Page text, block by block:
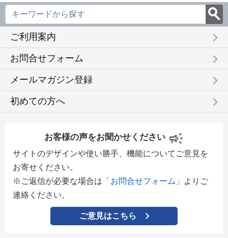
ご利用案内 keyboard_arrow_right
お問合せフォーム keyboard_arrow_right
メールマガジン登録 keyboard_arrow_right
初めての方へ keyboard_arrow_right
お客様の声をお聞かせください
サイトのデザインや使い勝手、機能についてご意見を
お寄せください。
※ご返信が必要な場合は 「お問合せフォーム」
よりご
連絡ください。
ご意見はこちら